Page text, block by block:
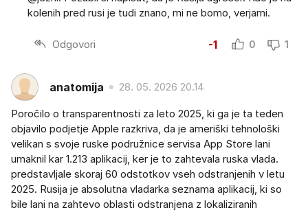
kolenih pred rusi je tudi znano, mi ne bomo, verjami.
Odgovori -1 0 1
anatomija 28. 05. 2026 20.14
Poročilo o transparentnosti za leto 2025, ki ga je ta teden
objavilo podjetje Apple razkriva, da je ameriški tehnološki
velikan s svoje ruske podružnice servisa App Store lani
umaknil kar 1.213 aplikacij, ker je to zahtevala ruska vlada.
predstavljale skoraj 60 odstotkov vseh odstranjenih v letu
2025. Rusija je absolutna vladarka seznama aplikacij, ki so
bile lani na zahtevo oblasti odstranjena z lokaliziranih